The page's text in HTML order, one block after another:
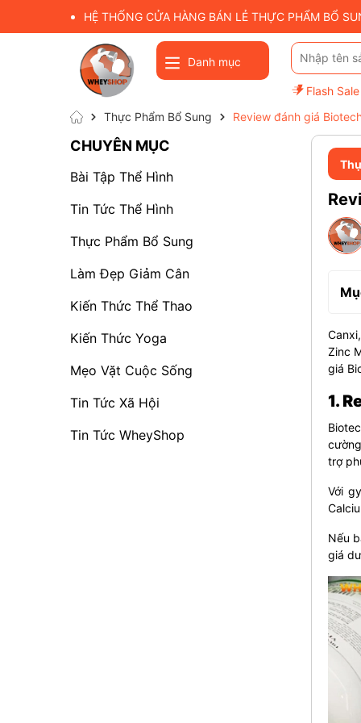
HỆ THỐNG CỬA HÀNG BÁN LẺ THỰC PHẨM BỔ
Danh mục
Flash Sale
Thực Phẩm Bổ Sung
Review đánh giá
Zinc
giá
1.
trợ
Với
Nếu
giá
CHUYÊN MỤC
Bài Tập Thể Hình
Tin Tức Thể Hình
Thực Phẩm Bổ Sung
Làm Đẹp Giảm Cân
Kiến Thức Thể Thao
Kiến Thức Yoga
Mẹo Vặt Cuộc Sống
Tin Tức Xã Hội
Tin Tức WheyShop